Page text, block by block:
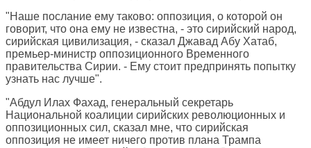
"Наше послание ему таково: оппозиция, о которой он
говорит, что она ему не известна, - это сирийский народ,
сирийская цивилизация, - сказал Джавад Абу Хатаб,
премьер-министр оппозиционного Временного
правительства Сирии. - Ему стоит предпринять попытку
узнать нас лучше".
"Абдул Илах Фахад, генеральный секретарь
Национальной коалиции сирийских революционных и
оппозиционных сил, сказал мне, что сирийская
оппозиция не имеет ничего против плана Трампа